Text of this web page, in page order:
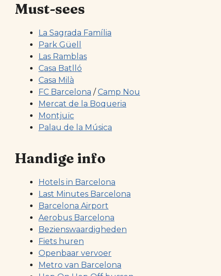
Must-sees
La Sagrada Família
Park Güell
Las Ramblas
Casa Batlló
Casa Milà
FC Barcelona / Camp Nou
Mercat de la Boqueria
Montjuïc
Palau de la Música
Handige info
Hotels in Barcelona
Last Minutes Barcelona
Barcelona Airport
Aerobus Barcelona
Bezienswaardigheden
Fiets huren
Openbaar vervoer
Metro van Barcelona